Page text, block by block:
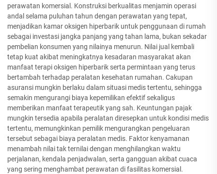
perawatan komersial. Konstruksi berkualitas menjamin operasi
andal selama puluhan tahun dengan perawatan yang tepat,
menjadikan kamar oksigen hiperbarik untuk penggunaan di rumah
sebagai investasi jangka panjang yang tahan lama, bukan sekadar
pembelian konsumen yang nilainya menurun. Nilai jual kembali
tetap kuat akibat meningkatnya kesadaran masyarakat akan
manfaat terapi oksigen hiperbarik serta permintaan yang terus
bertambah terhadap peralatan kesehatan rumahan. Cakupan
asuransi mungkin berlaku dalam situasi medis tertentu, sehingga
semakin mengurangi biaya kepemilikan efektif sekaligus
memberikan manfaat terapeutik yang sah. Keuntungan pajak
mungkin tersedia apabila peralatan diresepkan untuk kondisi medis
tertentu, memungkinkan pemilik mengurangkan pengeluaran
tersebut sebagai biaya peralatan medis. Faktor kenyamanan
menambah nilai tak ternilai dengan menghilangkan waktu
perjalanan, kendala penjadwalan, serta gangguan akibat cuaca
yang sering menghambat perawatan di fasilitas komersial.